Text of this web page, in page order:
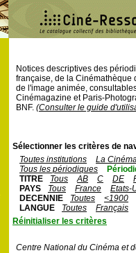
Notices descriptives des
française, de la Cinémathèque
de l'image animée,
Cinémagazine et Paris-
BNF. (Consulter le guide
Sélectionner les critères de
Toutes institutions
La
Tous les périodiques
TITRE
Tous AB C DE
PAYS
Tous France Etats-
DECENNIE
Toutes <1900
LANGUE
Toutes Français
Réinitialiser les critères
Centre National du Cinéma et